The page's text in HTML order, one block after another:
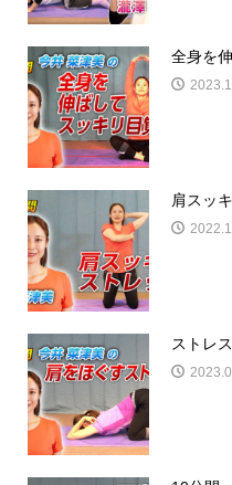
全身を
肩スッ
ストレ